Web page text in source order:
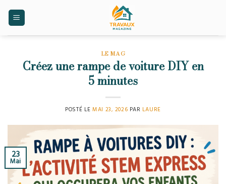
LE MAG
Créez une rampe de voiture DIY en
5 minutes
POSTÉ LEMAI 23, 2026 PAR LAURE
23
Mai